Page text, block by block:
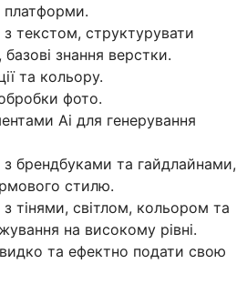
платформи.
текстом, структурувати
базові знання верстки.
та кольору.
фото.
Ai для генерування
брендбуками та гайдлайнами,
стилю.
тінями, світлом, кольором та
на високому рівні.
та ефектно подати свою